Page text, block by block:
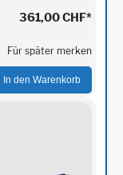
361,00 CHF*
Für später merken
In den Warenkorb